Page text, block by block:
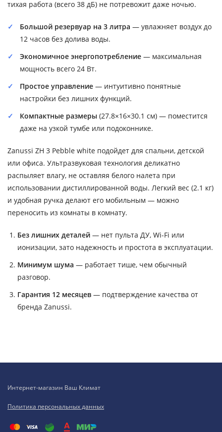
тихая работа (всего 38 дБ) не потревожит даже ночью.
Большой резервуар на 3 литра — увлажняет воздух до
12 часов без долива воды.
Экономичное энергопотребление — максимальная
мощность всего 24 Вт.
Простое управление — интуитивно понятные
настройки без лишних функций.
Компактные размеры (27.8×16×30.1 см) — поместится
даже на узкой тумбе или подоконнике.
Zanussi ZH 3 Pebble white подойдет для спальни, детской
или офиса. Ультразвуковая технология деликатно
распыляет влагу, не оставляя белого налета при
использовании дистиллированной воды. Легкий вес (2.1 кг)
и удобная ручка делают его мобильным — можно
переносить из комнаты в комнату.
Без лишних деталей — нет пульта ДУ, Wi-Fi или
ионизации, зато надежность и простота в эксплуатации.
Минимум шума — работает тише, чем обычный
разговор.
Гарантия 12 месяцев — подтверждение качества от
бренда Zanussi.
Интернет-магазин Ваш Климат
Политика персональных данных